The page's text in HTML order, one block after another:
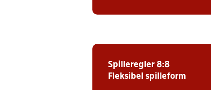
Spilleregler 8:8
Fleksibel spilleform